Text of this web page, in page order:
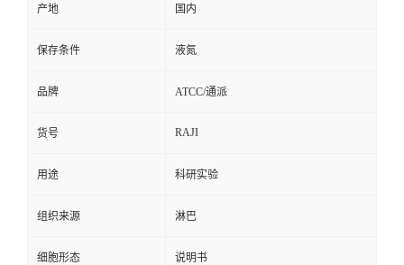
产地 国内
保存条件 液氮
品牌 ATCC/通派
货号 RAJI
用途 科研实验
组织来源 淋巴
细胞形态 说明书